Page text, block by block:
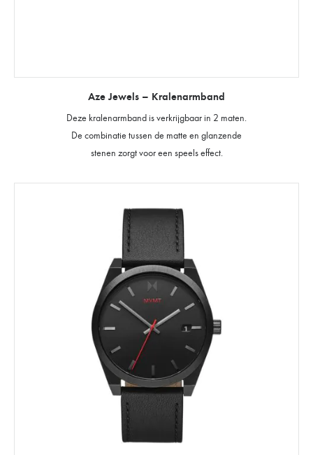
Aze Jewels – Kralenarmband
Deze kralenarmband is verkrijgbaar in 2 maten.
De combinatie tussen de matte en glanzende
stenen zorgt voor een speels effect.